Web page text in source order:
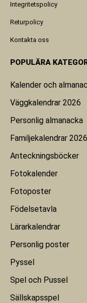
Integritetspolicy
Returpolicy
Kontakta oss
POPULÄRA
Kalender och
Väggkalendrar 2026
Personlig almanacka
Familjekalendrar 2026
Anteckningsböcker
Fotokalender
Fotoposter
Födelsetavla
Lärarkalendrar
Personlig poster
Pyssel
Spel och Pussel
Sällskapsspel